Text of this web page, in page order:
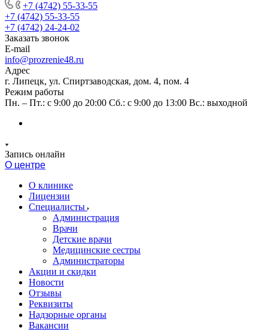
+7 (4742) 55-33-55
+7 (4742) 55-33-55
+7 (4742) 24-24-02
Заказать звонок
E-mail
info@prozrenie48.ru
Адрес
г. Липецк, ул. Спиртзаводская, дом. 4, пом. 4
Режим работы
Пн. – Пт.: с 9:00 до 20:00 Сб.: с 9:00 до 13:00 Вс.: выходной
Запись онлайн
О центре
О клинике
Лицензии
Специалисты
Администрация
Врачи
Детские врачи
Медицинские сестры
Администраторы
Акции и скидки
Новости
Отзывы
Реквизиты
Надзорные органы
Вакансии